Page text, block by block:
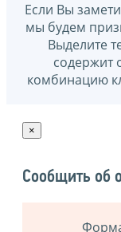
Если Вы
мы будем
Выделите
содержит
комбинацию
×
Сообщить об